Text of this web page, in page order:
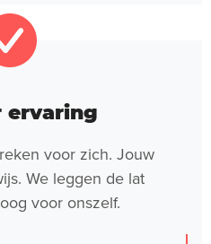
ervaring
voor zich. Jouw
We leggen de lat
voor onszelf.